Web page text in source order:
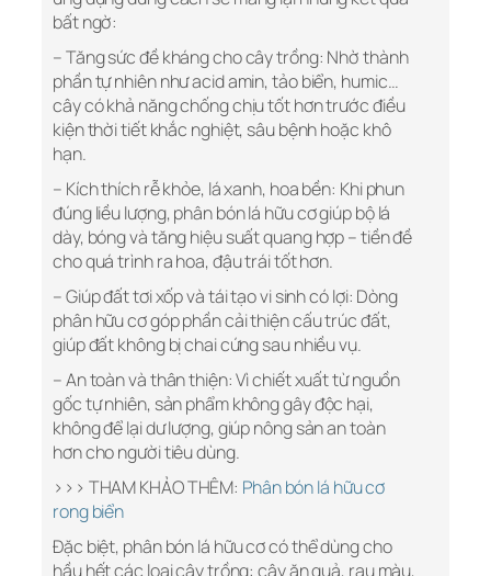
bất ngờ:
– Tăng sức đề kháng cho cây trồng: Nhờ thành
phần tự nhiên như acid amin, tảo biển, humic…
cây có khả năng chống chịu tốt hơn trước điều
kiện thời tiết khắc nghiệt, sâu bệnh hoặc khô
hạn.
– Kích thích rễ khỏe, lá xanh, hoa bền: Khi phun
đúng liều lượng, phân bón lá hữu cơ giúp bộ lá
dày, bóng và tăng hiệu suất quang hợp – tiền đề
cho quá trình ra hoa, đậu trái tốt hơn.
– Giúp đất tơi xốp và tái tạo vi sinh có lợi: Dòng
phân hữu cơ góp phần cải thiện cấu trúc đất,
giúp đất không bị chai cứng sau nhiều vụ.
– An toàn và thân thiện: Vì chiết xuất từ nguồn
gốc tự nhiên, sản phẩm không gây độc hại,
không để lại dư lượng, giúp nông sản an toàn
hơn cho người tiêu dùng.
>>> THAM KHẢO THÊM: Phân bón lá hữu cơ
rong biển
Đặc biệt, phân bón lá hữu cơ có thể dùng cho
hầu hết các loại cây trồng: cây ăn quả, rau màu,